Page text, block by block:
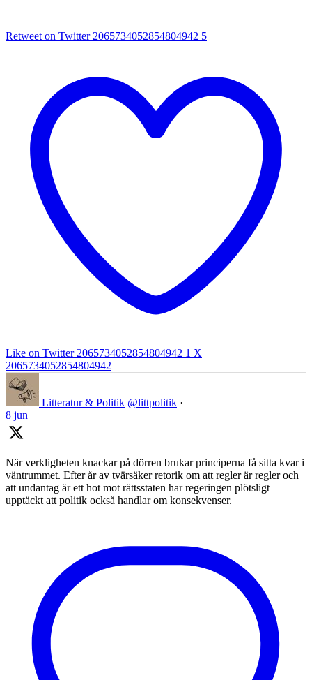
Retweet on Twitter 2065734052854804942 5
Like on Twitter 2065734052854804942 1 X
2065734052854804942
Litteratur & Politik @littpolitik ·
8 jun
När verkligheten knackar på dörren brukar principerna få sitta kvar i
väntrummet. Efter år av tvärsäker retorik om att regler är regler och
att undantag är ett hot mot rättsstaten har regeringen plötsligt
upptäckt att politik också handlar om konsekvenser.